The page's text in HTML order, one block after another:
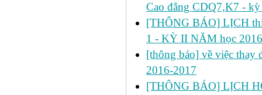
Cao đẳng CDQ7,K7 -
[THÔNG BÁO] LỊCH
1 - KỲ II NĂM học
[thông báo] về việc thay
2016-2017
[THÔNG BÁO] LỊCH